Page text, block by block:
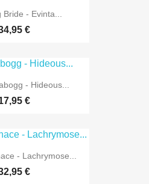
- Evinta...
€
- Hideous...
€
- Lachrymose...
€